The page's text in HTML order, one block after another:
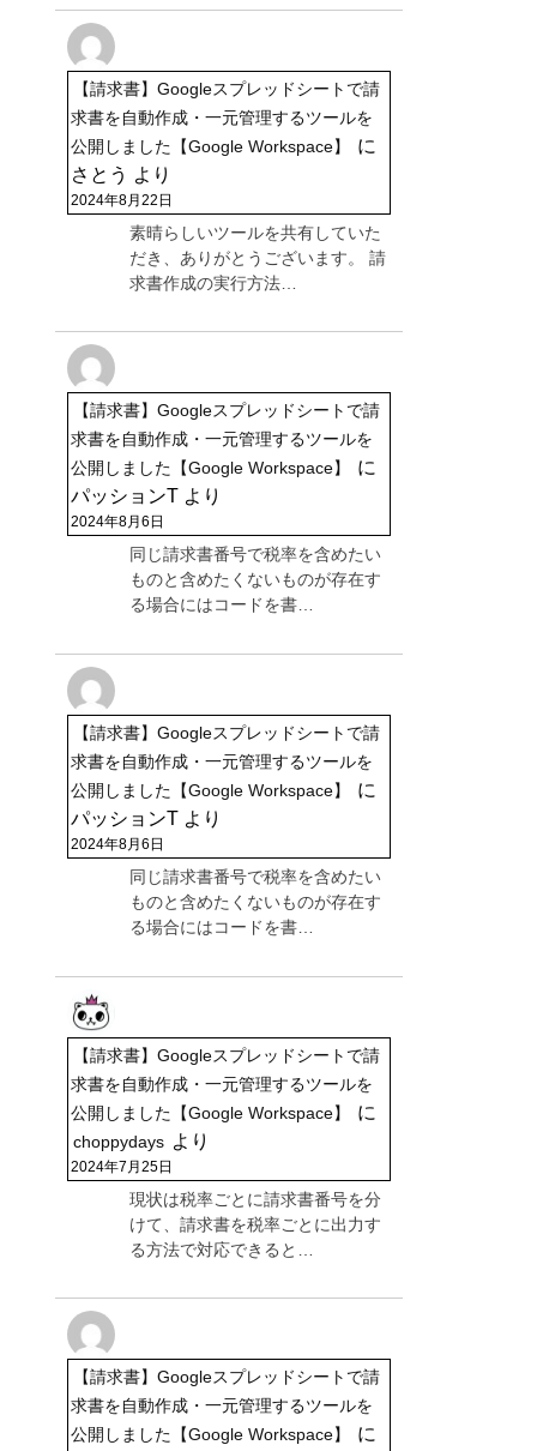
【請求書】Googleスプレッドシートで請
求書を自動作成・一元管理するツールを
公開しました【Google Workspace】
に
さとう より
2024年8月22日
素晴らしいツールを共有していた
だき、ありがとうございます。 請
求書作成の実行方法…
【請求書】Googleスプレッドシートで請
求書を自動作成・一元管理するツールを
公開しました【Google Workspace】
に
パッションT より
2024年8月6日
同じ請求書番号で税率を含めたい
ものと含めたくないものが存在す
る場合にはコードを書…
【請求書】Googleスプレッドシートで請
求書を自動作成・一元管理するツールを
公開しました【Google Workspace】
に
パッションT より
2024年8月6日
同じ請求書番号で税率を含めたい
ものと含めたくないものが存在す
る場合にはコードを書…
【請求書】Googleスプレッドシートで請
求書を自動作成・一元管理するツールを
公開しました【Google Workspace】
に
choppydays より
2024年7月25日
現状は税率ごとに請求書番号を分
けて、請求書を税率ごとに出力す
る方法で対応できると…
【請求書】Googleスプレッドシートで請
求書を自動作成・一元管理するツールを
公開しました【Google Workspace】
に